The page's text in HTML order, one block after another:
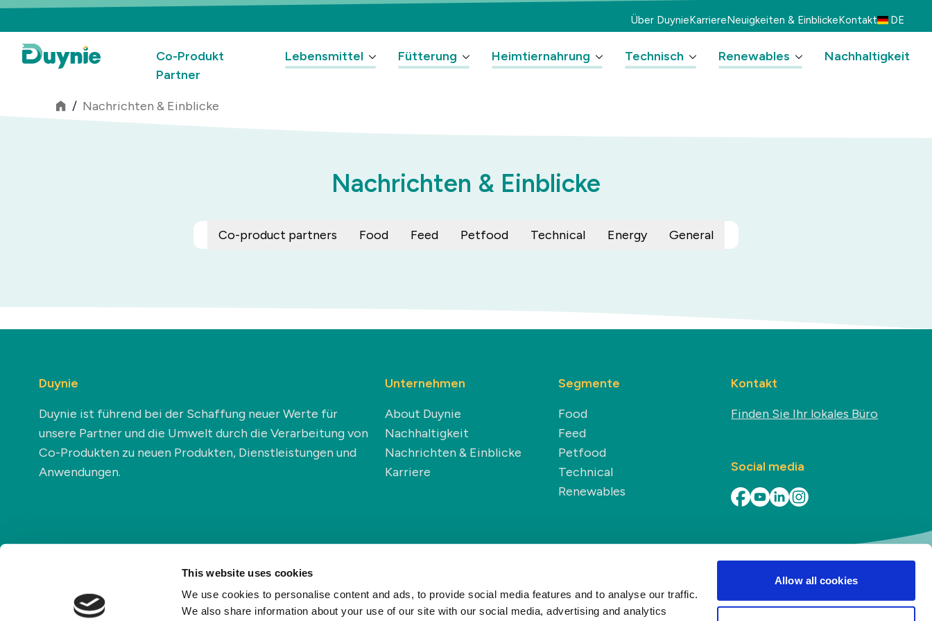
This website uses cookies
We use cookies to personalise content and ads, to provide social media features and to analyse our traffic.
We also share information about your use of our site with our social media, advertising and analytics
Allow all cookies
Über DuynieKarriereNeuigkeiten & EinblickeKontakt DE
Co-Produkt
Partner
Lebensmittel Fütterung Heimtiernahrung Technisch Renewables Nachhaltigkeit
/ Nachrichten & Einblicke
Nachrichten & Einblicke
Co-product partners Food Feed Petfood Technical Energy General
Duynie
Duynie ist führend bei der Schaffung neuer Werte für
unsere Partner und die Umwelt durch die Verarbeitung von
Co-Produkten zu neuen Produkten, Dienstleistungen und
Anwendungen.
Unternehmen
About Duynie
Nachhaltigkeit
Nachrichten & Einblicke
Karriere
Segmente
Food
Feed
Petfood
Technical
Renewables
Kontakt
Finden Sie Ihr lokales Büro
Social media
Datenschutzrichtlinie Cookie-Richtlinie Haftungsausschluss Allgemeine Geschäftsbedingungen